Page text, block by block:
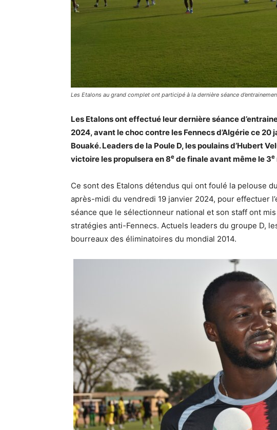
Les Etalons au grand complet ont participé à la dernière séance
Les Etalons ont effectué leur dernière séance
2024, avant le choc contre les Fennecs d’Algérie ce 20
Bouaké. Leaders de la Poule D, les poulains d’Hubert
victoire les propulsera en 8e de finale avant même le 3e
Ce sont des Etalons détendus qui ont foulé la pelouse
après-midi du vendredi 19 janvier 2024, pour effectuer
séance que le sélectionneur national et son staff ont
stratégies anti-Fennecs. Actuels leaders du groupe D,
bourreaux des éliminatoires du mondial 2014.